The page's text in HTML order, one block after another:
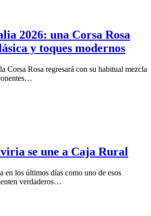
2026: una Corsa Rosa
y toques modernos
Corsa Rosa regresará con su habitual mezcla
se une a Caja Rural
en los últimos días como uno de esos
verdaderos…